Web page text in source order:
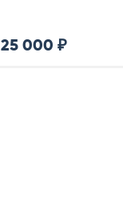
25 000 ₽